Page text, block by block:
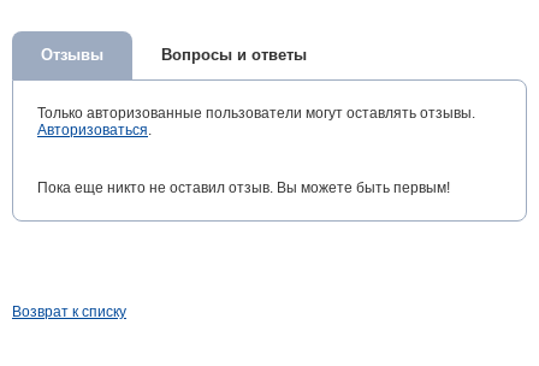
Отзывы Вопросы и ответы
Только авторизованные пользователи могут оставлять отзывы.
Авторизоваться.
Пока еще никто не оставил отзыв. Вы можете быть первым!
Возврат к списку